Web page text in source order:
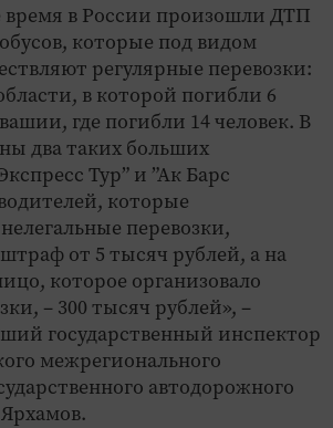
время в России произошли ДТП
которые под видом
регулярные перевозки:
в которой погибли 6
где погибли 14 человек. В
два таких больших
Тур” и ”Ак Барс
которые
перевозки,
от 5 тысяч рублей, а на
которое организовало
– 300 тысяч рублей», –
государственный инспектор
межрегионального
автодорожного